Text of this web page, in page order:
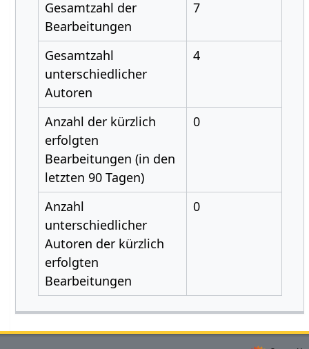
Gesamtzahl der
Bearbeitungen
7
Gesamtzahl
unterschiedlicher
Autoren
4
Anzahl der kürzlich
erfolgten
Bearbeitungen (in den
letzten 90 Tagen)
0
Anzahl
unterschiedlicher
Autoren der kürzlich
erfolgten
Bearbeitungen
0